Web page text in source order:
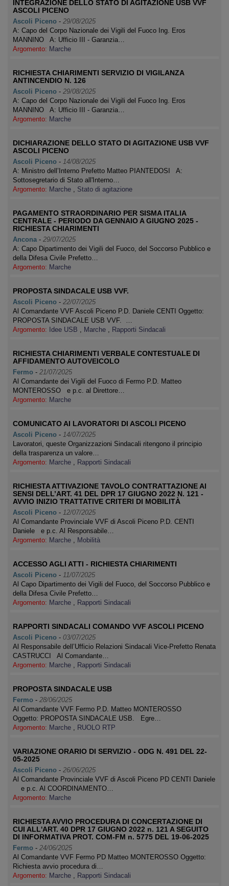
INTEGRAZIONE DELLO STATO DI AGITAZIONE USB VVF
ASCOLI PICENO
Ascoli Piceno - 29/08/2025
A: Capo del Corpo Nazionale dei Vigili del Fuoco Ing. Eros
MANNINO A: Ufficio III - Garanzia…
Argomento: Marche
RICHIESTA CHIARIMENTI SERVIZIO DI VIGILANZA
ANTINCENDIO N. 126
Ascoli Piceno - 29/08/2025
A: Capo del Corpo Nazionale dei Vigili del Fuoco Ing. Eros
MANNINO A: Ufficio III - Garanzia…
Argomento: Marche
DICHIARAZIONE DELLO STATO DI AGITAZIONE USB VVF
ASCOLI PICENO
Ascoli Piceno - 14/08/2025
A: Ministro dell’Interno Prefetto Matteo PIANTEDOSI A:
Sottosegretario di Stato all'Interno…
Argomento: Marche , Stato di agitazione
PAGAMENTO STRAORDINARIO PER SISMA ITALIA
CENTRALE - PERIODO DA GENNAIO A GIUGNO 2025 -
RICHIESTA CHIARIMENTI
Ancona - 29/07/2025
A: Capo Dipartimento dei Vigili del Fuoco, del Soccorso Pubblico e
della Difesa Civile Prefetto…
Argomento: Marche
PROPOSTA SINDACALE USB VVF.
Ascoli Piceno - 22/07/2025
Al Comandante VVF Ascoli Piceno P.D. Daniele CENTI Oggetto:
PROPOSTA SINDACALE USB VVF. …
Argomento: Idee USB , Marche , Rapporti Sindacali
RICHIESTA CHIARIMENTI VERBALE CONTESTUALE DI
AFFIDAMENTO AUTOVEICOLO
Fermo - 21/07/2025
Al Comandante dei Vigili del Fuoco di Fermo P.D. Matteo
MONTEROSSO e p.c. al Direttore…
Argomento: Marche
COMUNICATO AI LAVORATORI DI ASCOLI PICENO
Ascoli Piceno - 14/07/2025
Lavoratori, queste Organizzazioni Sindacali ritengono il principio
della trasparenza un valore…
Argomento: Marche , Rapporti Sindacali
RICHIESTA ATTIVAZIONE TAVOLO CONTRATTAZIONE AI
SENSI DELL’ART. 41 DEL DPR 17 GIUGNO 2022 N. 121 -
AVVIO INIZIO TRATTATIVE CRITERI DI MOBILITÀ
Ascoli Piceno - 12/07/2025
Al Comandante Provinciale VVF di Ascoli Piceno P.D. CENTI
Daniele e p.c. Al Responsabile…
Argomento: Marche , Mobilità
ACCESSO AGLI ATTI - RICHIESTA CHIARIMENTI
Ascoli Piceno - 11/07/2025
Al Capo Dipartimento dei Vigili del Fuoco, del Soccorso Pubblico e
della Difesa Civile Prefetto…
Argomento: Marche , Rapporti Sindacali
RAPPORTI SINDACALI COMANDO VVF ASCOLI PICENO
Ascoli Piceno - 03/07/2025
Al Responsabile dell’Ufficio Relazioni Sindacali Vice-Prefetto Renata
CASTRUCCI Al Comandante…
Argomento: Marche , Rapporti Sindacali
PROPOSTA SINDACALE USB
Fermo - 28/06/2025
Al Comandante VVF Fermo P.D. Matteo MONTEROSSO
Oggetto: PROPOSTA SINDACALE USB. Egre…
Argomento: Marche , RUOLO RTP
VARIAZIONE ORARIO DI SERVIZIO - ODG N. 491 DEL 22-
05-2025
Ascoli Piceno - 26/06/2025
Al Comandante Provinciale VVF di Ascoli Piceno PD CENTI Daniele
e p.c. Al COORDINAMENTO…
Argomento: Marche
RICHIESTA AVVIO PROCEDURA DI CONCERTAZIONE DI
CUI ALL'ART. 40 DPR 17 GIUGNO 2022 n. 121 A SEGUITO
DI INFORMATIVA PROT. COM-FM n. 5775 DEL 19-06-2025
Fermo - 24/06/2025
Al Comandante VVF Fermo PD Matteo MONTEROSSO Oggetto:
Richiesta avvio procedura di…
Argomento: Marche , Rapporti Sindacali